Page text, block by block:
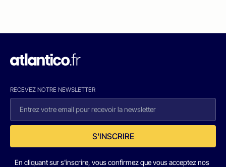
RECEVEZ NOTRE NEWSLETTER
S'INSCRIRE
En cliquant sur s'inscrire, vous confirmez que vous acceptez nos